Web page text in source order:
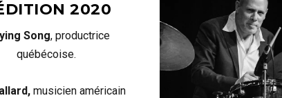
2020
Song, productrice
québécoise.
musicien américain